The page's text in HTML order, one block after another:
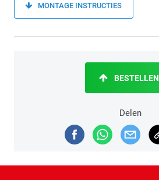
MONTAGE INSTRUCTIES
Delen
BESTELLEN